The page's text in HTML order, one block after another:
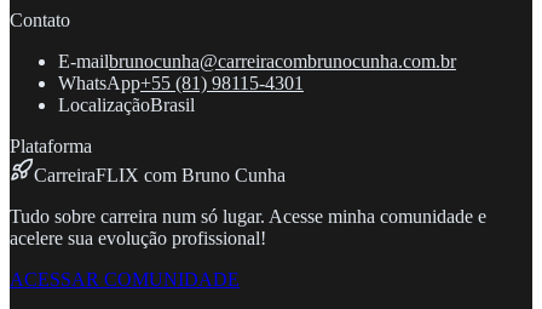
Contato
E-mailbrunocunha@carreiracombrunocunha.com.br
WhatsApp+55 (81) 98115-4301
LocalizaçãoBrasil
Plataforma
CarreiraFLIX com Bruno Cunha
Tudo sobre carreira num só lugar. Acesse minha comunidade e
acelere sua evolução profissional!
ACESSAR COMUNIDADE